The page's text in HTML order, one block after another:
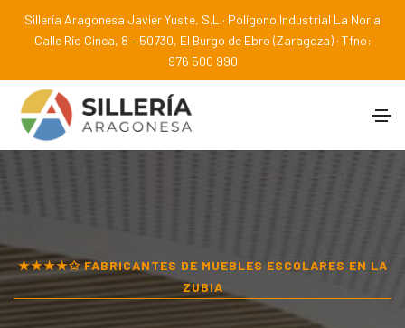
Sillería Aragonesa Javier Yuste, S.L.· Polígono Industrial La Noria
Calle Río Cinca, 8 – 50730, El Burgo de Ebro (Zaragoza) · Tfno:
976 500 990
★★★★✩ FABRICANTES DE MUEBLES ESCOLARES EN LA
ZUBIA